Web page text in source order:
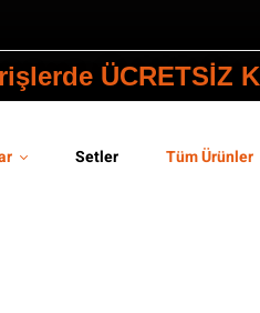
ÜCRETSİZ
Setler Tüm Ürünler